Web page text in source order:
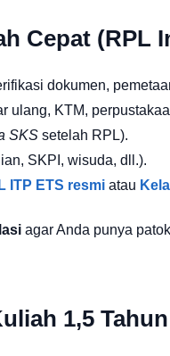
Cepat (RPL
dokumen,
ulang, KTM,
SKS setelah RPL).
SKPI, wisuda, dll.).
ITP ETS resmi atau
agar Anda punya
1,5